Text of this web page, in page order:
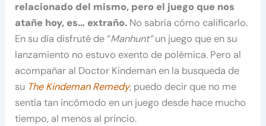
relacionado del mismo, pero el juego que nos
atañe hoy, es… extraño. No sabría cómo calificarlo.
En su día disfruté de “Manhunt”un juego que en su
lanzamiento no estuvo exento de polémica. Pero al
acompañar al Doctor Kindeman en la busqueda de
su The Kindeman Remedy, puedo decir que no me
sentía tan incómodo en un juego desde hace mucho
tiempo, al menos al princio.